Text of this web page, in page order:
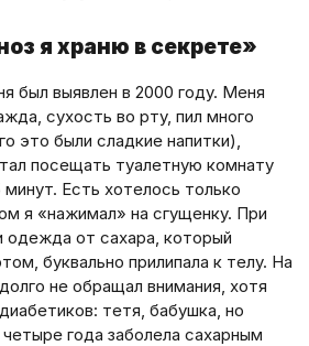
я храню в секрете»
был выявлен в 2000 году. Меня
сухость во рту, пил много
это были сладкие напитки),
посещать туалетную комнату
Есть хотелось только
я «нажимал» на сгущенку. При
одежда от сахара, который
буквально прилипала к телу. На
не обращал внимания, хотя
тетя, бабушка, но
года заболела сахарным